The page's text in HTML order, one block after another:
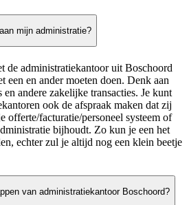
mijn administratie?
administratiekantoor uit Boschoord
een en ander moeten doen. Denk aan
andere zakelijke transacties. Je kunt
ook de afspraak maken dat zij
offerte/facturatie/personeel systeem of
bijhoudt. Zo kun je een het
echter zul je altijd nog een klein beetje
van administratiekantoor Boschoord?